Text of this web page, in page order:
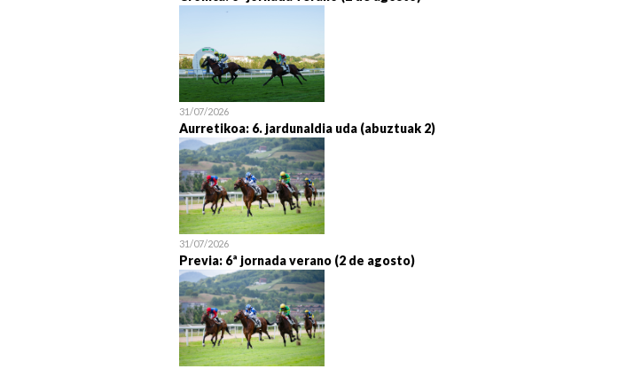
31/07/2026
Aurretikoa: 6. jardunaldia uda (abuztuak 2)
31/07/2026
Previa: 6ª jornada verano (2 de agosto)